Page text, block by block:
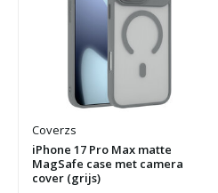
Coverzs
iPhone 17 Pro Max matte
MagSafe case met camera
cover (grijs)